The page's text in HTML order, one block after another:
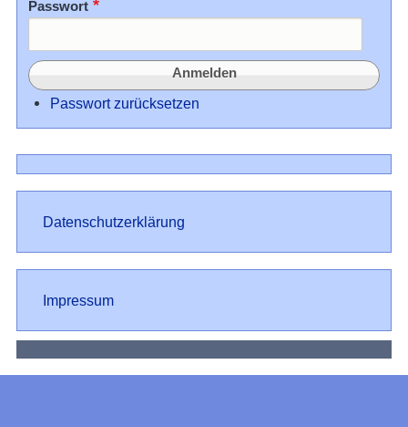
Passwort
Passwort zurücksetzen
Datenschutz
Datenschutzerklärung
Impressum
Impressum